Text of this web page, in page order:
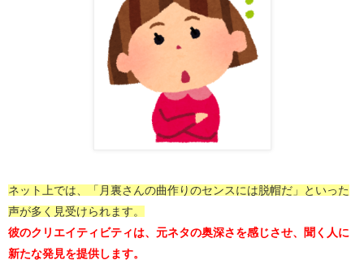
ネット上では、「月裏さんの曲作りのセンスには脱帽だ」といった
声が多く見受けられます。
彼のクリエイティビティは、元ネタの奥深さを感じさせ、聞く人に
新たな発見を提供します。